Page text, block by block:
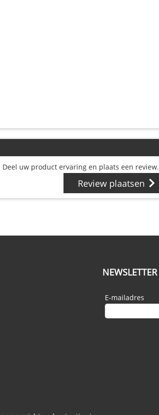
uw product ervaring en plaats een review.
Review plaatsen
NEWSLETTER
E-mailadres